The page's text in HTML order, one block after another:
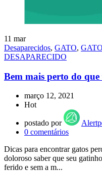
11 mar
Desaparecidos, GATO,
DESAPARECIDO
Bem mais perto do
março 12, 2021
Hot
postado por
0 comentários
Dicas para encontrar gatos
doloroso saber que seu
ferido e sem a m...